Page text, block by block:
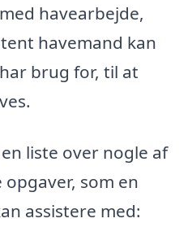
havearbejde,
havemand kan
brug for, til at
liste over nogle af
som en
assistere med: